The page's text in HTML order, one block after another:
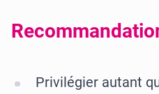
Privilégier autant